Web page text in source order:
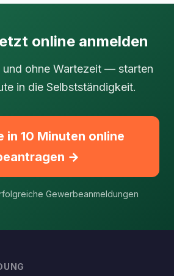
online anmelden
und ohne Wartezeit — starten
in die Selbstständigkeit.
in 10 Minuten online
→
Gewerbeanmeldungen